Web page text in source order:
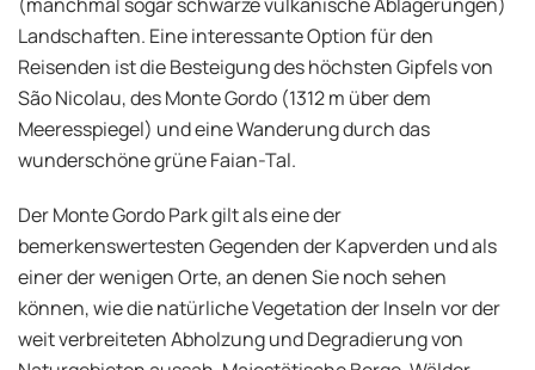
Landschaften. Eine interessante Option für den
Reisenden ist die Besteigung des höchsten Gipfels von
São Nicolau, des Monte Gordo (1312 m über dem
Meeresspiegel) und eine Wanderung durch das
wunderschöne grüne Faian-Tal.
Der Monte Gordo Park gilt als eine der
bemerkenswertesten Gegenden der Kapverden und als
einer der wenigen Orte, an denen Sie noch sehen
können, wie die natürliche Vegetation der Inseln vor der
weit verbreiteten Abholzung und Degradierung von